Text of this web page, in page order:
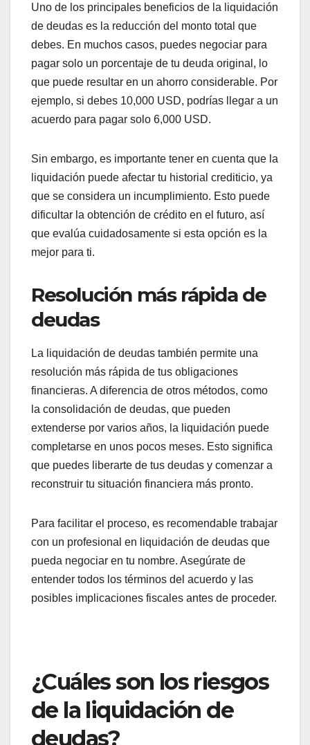
Uno de los principales beneficios de la liquidación
de deudas es la reducción del monto total que
debes. En muchos casos, puedes negociar para
pagar solo un porcentaje de tu deuda original, lo
que puede resultar en un ahorro considerable. Por
ejemplo, si debes 10,000 USD, podrías llegar a un
acuerdo para pagar solo 6,000 USD.
Sin embargo, es importante tener en cuenta que la
liquidación puede afectar tu historial crediticio, ya
que se considera un incumplimiento. Esto puede
dificultar la obtención de crédito en el futuro, así
que evalúa cuidadosamente si esta opción es la
mejor para ti.
Resolución más rápida de
deudas
La liquidación de deudas también permite una
resolución más rápida de tus obligaciones
financieras. A diferencia de otros métodos, como
la consolidación de deudas, que pueden
extenderse por varios años, la liquidación puede
completarse en unos pocos meses. Esto significa
que puedes liberarte de tus deudas y comenzar a
reconstruir tu situación financiera más pronto.
Para facilitar el proceso, es recomendable trabajar
con un profesional en liquidación de deudas que
pueda negociar en tu nombre. Asegúrate de
entender todos los términos del acuerdo y las
posibles implicaciones fiscales antes de proceder.